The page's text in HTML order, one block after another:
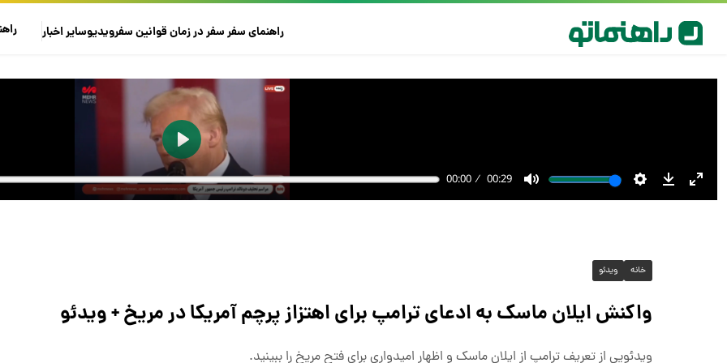
راهنمای سفرسفر در زمانقوانین سفرویدیوسایراخبار
خانه ویدئو
واکنش ایلان ماسک به ادعای ترامپ برای اهتزاز پرچم آمریکا در مریخ + ویدئو
ویدئویی از تعریف ترامپ از ایلان ماسک و اظهار امیدواری برای فتح مریخ را ببینید.